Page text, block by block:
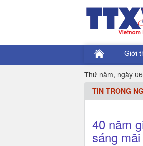
Giới
Thứ năm, ngày
TIN TRONG
40 năm
sáng